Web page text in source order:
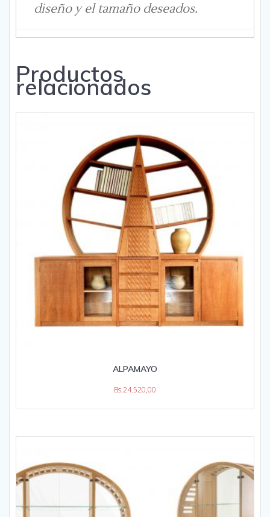
diseño y el tamaño deseados.
Productos
relacionados
ALPAMAYO
Bs.24.520,00